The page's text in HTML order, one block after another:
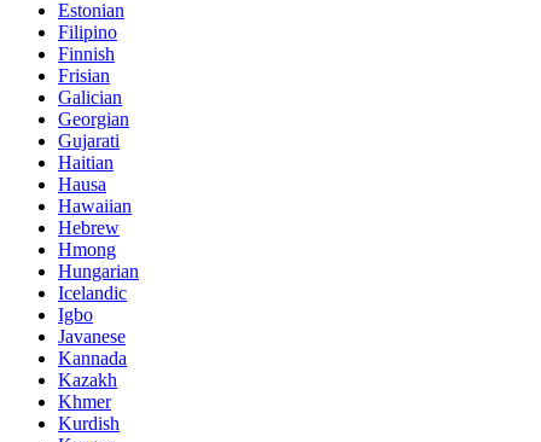
Estonian
Filipino
Finnish
Frisian
Galician
Georgian
Gujarati
Haitian
Hausa
Hawaiian
Hebrew
Hmong
Hungarian
Icelandic
Igbo
Javanese
Kannada
Kazakh
Khmer
Kurdish